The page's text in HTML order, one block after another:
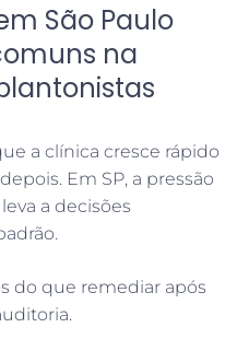
São Paulo
na
a clínica cresce rápido
Em SP, a pressão
a decisões
do que remediar após